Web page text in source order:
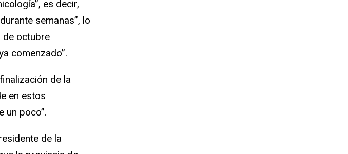
es decir,
semanas”, lo
de octubre
comenzado”.
de la
en estos
un poco”.
de la